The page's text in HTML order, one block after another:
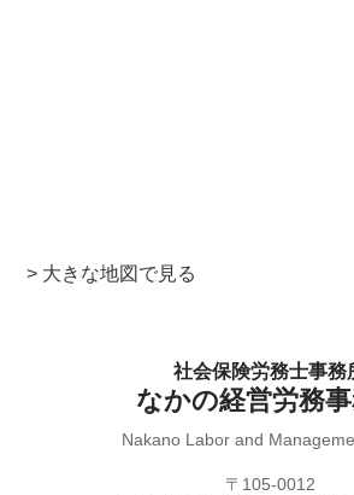
社会保険労務士事務
なかの経営労務
Nakano Labor and
〒105-0012
> 大きな地図で見る